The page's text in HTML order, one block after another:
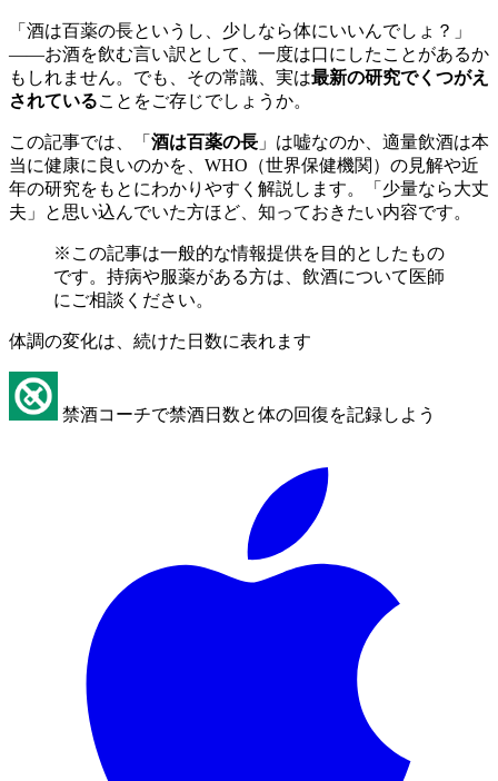
「酒は百薬の長というし、少しなら体にいいんでしょ？」
——お酒を飲む言い訳として、一度は口にしたことがあるか
もしれません。でも、その常識、実は最新の研究でくつがえ
されていることをご存じでしょうか。
この記事では、「 酒は百薬の長 」は嘘なのか、適量飲酒は本
当に健康に良いのかを、WHO（世界保健機関）の見解や近
年の研究をもとにわかりやすく解説します。「少量なら大丈
夫」と思い込んでいた方ほど、知っておきたい内容です。
※この記事は一般的な情報提供を目的としたもの
です。持病や服薬がある方は、飲酒について医師
にご相談ください。
体調の変化は、続けた日数に表れます
禁酒コーチで禁酒日数と体の回復を記録しよう